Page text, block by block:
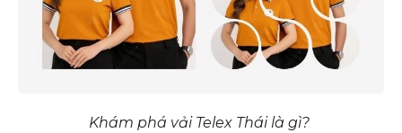
Khám phá vải Telex Thái là gì?